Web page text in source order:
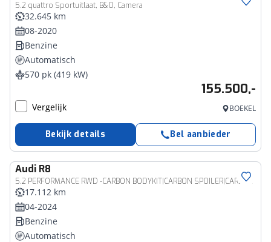
5.2 quattro Sportuitlaat, B&O, Camera
32.645 km
08-2020
Benzine
Automatisch
570 pk (419 kW)
155.500,-
Vergelijk BOEKEL
Bekijk details Bel aanbieder
Audi R8
5.2 PERFORMANCE RWD -CARBON BODYKIT|CARBON SPOILER|CARBON INT|OPF DELETE|KORBACH 20" LMV|BANG&OLUFSEN SOUND
17.112 km
04-2024
Benzine
Automatisch